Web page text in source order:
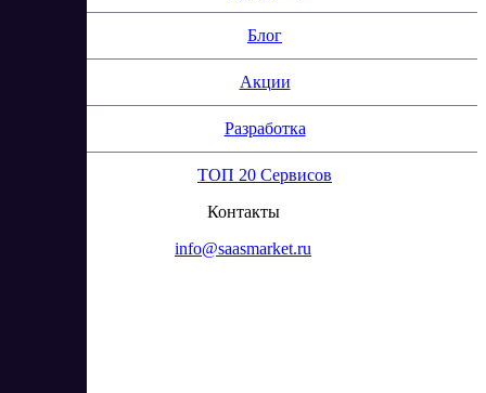
Блог
Акции
Разработка
ТОП 20 Сервисов
Контакты
info@saasmarket.ru